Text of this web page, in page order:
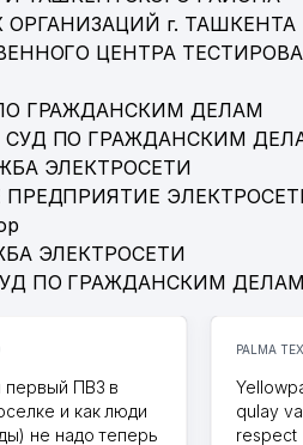
г. ТАШКЕНТА
ЦЕНТРА
ГРАЖДАНСКИМ ДЕЛАМ
ПО ГРАЖДАНСКИМ
ЭЛЕКТРОСЕТИ
ЭЛЕКТРОСЕТИ
ПО ГРАЖДАНСКИМ ДЕЛАМ
первый ПВЗ в
и как люди
не надо теперь
PALMA
qulay
respect